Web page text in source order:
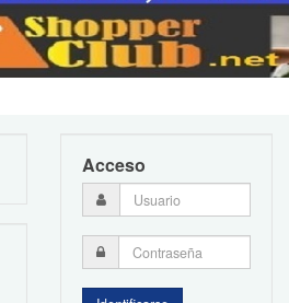
Acceso